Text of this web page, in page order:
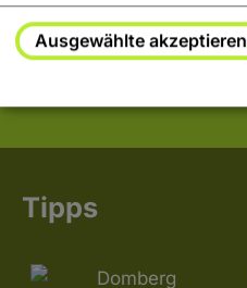
Website
Tipps
Ausgewählte akzeptieren